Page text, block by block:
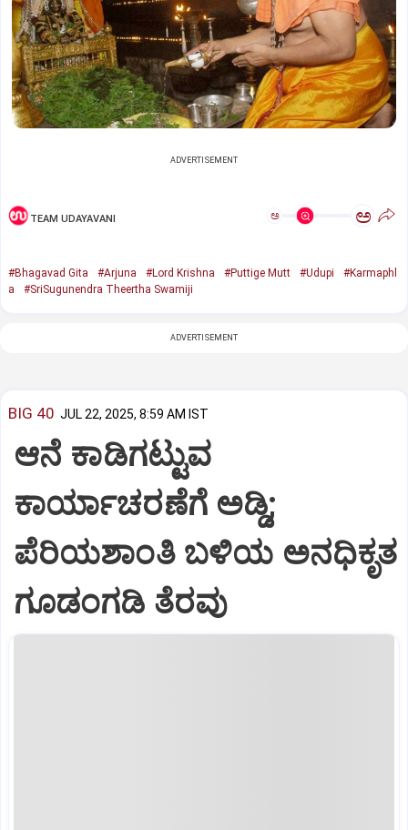
ADVERTISEMENT
TEAM UDAYAVANI ಅ ಅ
#Bhagavad Gita #Arjuna #Lord Krishna #Puttige Mutt #Udupi
#Karmaphl
a
#SriSugunendra Theertha Swamiji
ADVERTISEMENT
BIG 40 JUL 22, 2025, 8:59 AM IST
ಆನೆ ಕಾಡಿಗಟ್ಟುವ
ಕಾರ್ಯಾಚರಣೆಗೆ ಅಡ್ಡಿ;
ಪೆರಿಯಶಾಂತಿ ಬಳಿಯ ಅನಧಿಕೃತ
ಗೂಡಂಗಡಿ ತೆರವು